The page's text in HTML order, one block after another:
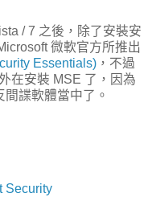
/ 7 之後，除了安裝安
微軟官方所推出
Essentials) ，不過
在安裝 MSE 了，因為
諜軟體當中了。
Security